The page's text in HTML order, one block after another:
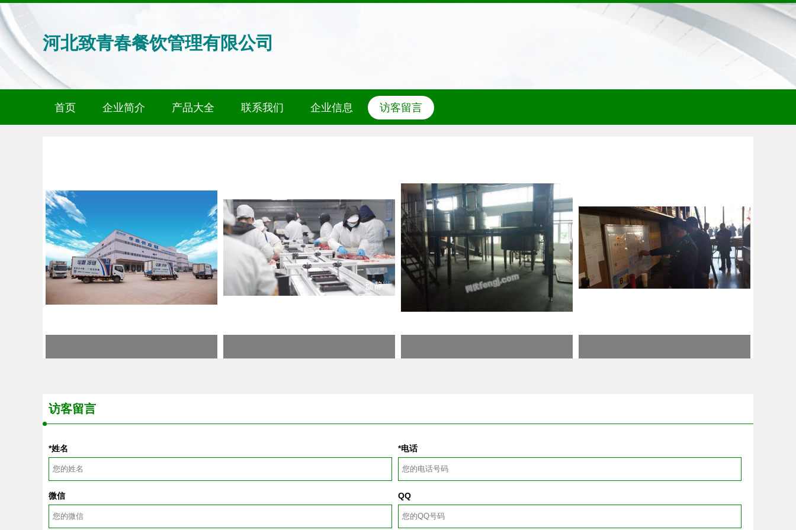
河北致青春餐饮管理有限公司
首页 企业简介 产品大全 联系我们 企业信息 访客留言
访客留言
*姓名 *电话
微信 QQ